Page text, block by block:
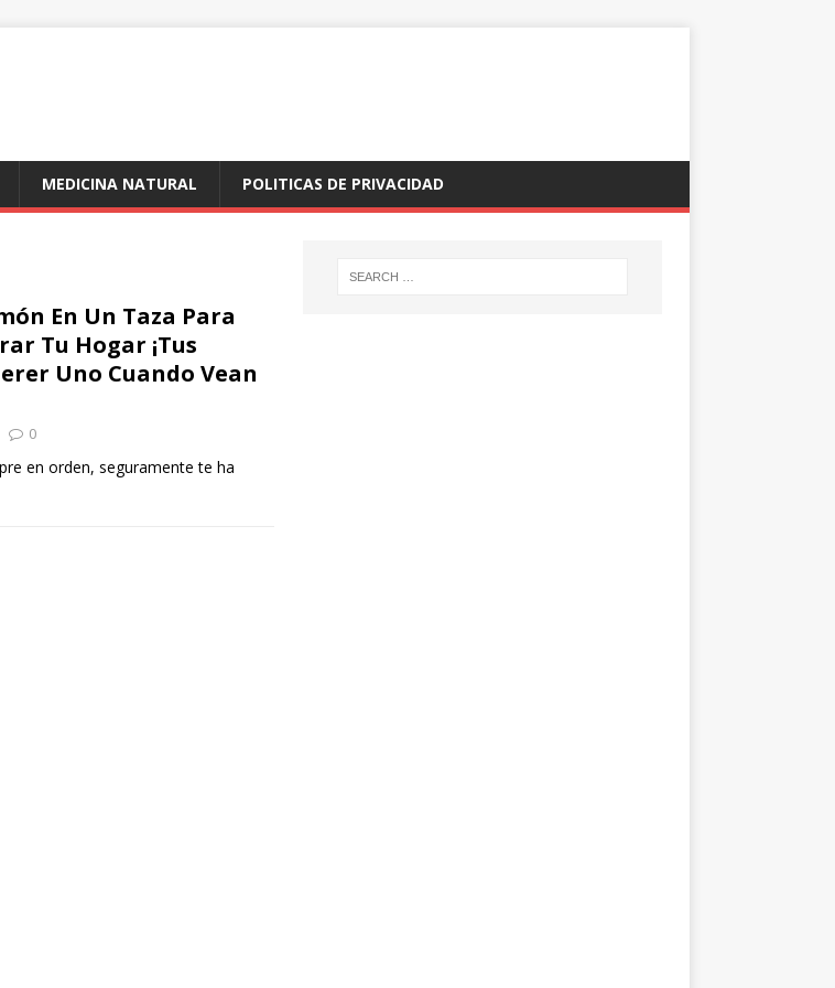
MEDICINA NATURAL POLITICAS DE PRIVACIDAD
En Un Taza Para
Tu Hogar ¡Tus
Uno Cuando Vean
0
en orden, seguramente te ha